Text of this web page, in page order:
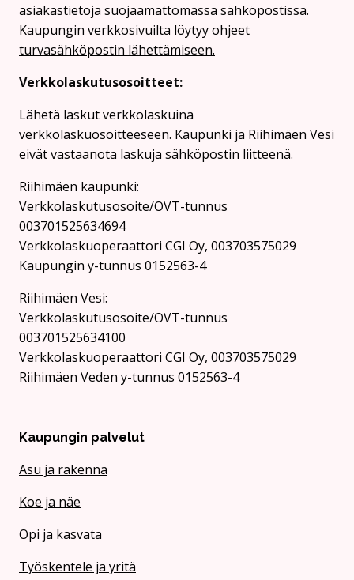
asiakastietoja suojaamattomassa sähköpostissa.
Kaupungin verkkosivuilta löytyy ohjeet
turvasähköpostin lähettämiseen.
Verkkolaskutusosoitteet:
Lähetä laskut verkkolaskuina
verkkolaskuosoitteeseen. Kaupunki ja Riihimäen Vesi
eivät vastaanota laskuja sähköpostin liitteenä.
Riihimäen kaupunki:
Verkkolaskutusosoite/OVT-tunnus
003701525634694
Verkkolaskuoperaattori CGI Oy, 003703575029
Kaupungin y-tunnus 0152563-4
Rii­hi­mäen Vesi:
Verkkolaskutusosoite/OVT-tunnus
003701525634100
Verkkolaskuoperaattori CGI Oy, 003703575029
Riihimäen Veden y-tunnus 0152563-4
Kaupungin palvelut
Asu ja rakenna
Koe ja näe
Opi ja kasvata
Työskentele ja yritä